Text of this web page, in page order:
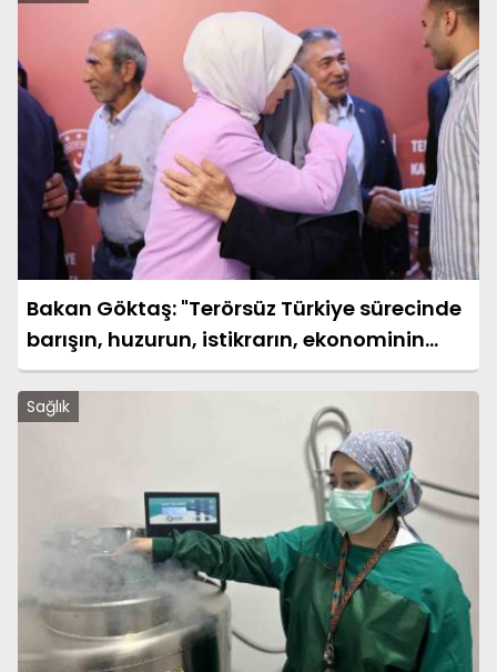
Bakan Göktaş: "Terörsüz Türkiye sürecinde
barışın, huzurun, istikrarın, ekonominin
güçlendiği bir Türkiye kurmak istiyoruz"
Sağlık